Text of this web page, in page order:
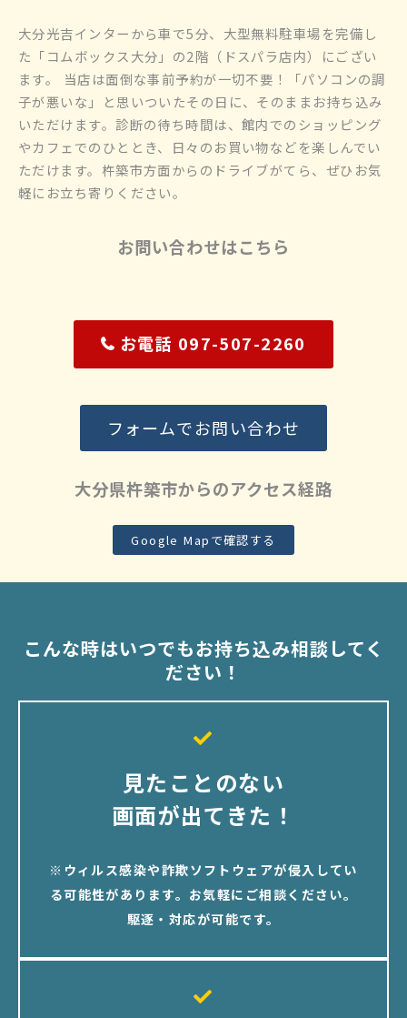
大分光吉インターから車で5分、大型無料駐車場を完備し
た「コムボックス大分」の2階（ドスパラ店内）にござい
ます。 当店は面倒な事前予約が一切不要！「パソコンの調
子が悪いな」と思いついたその日に、そのままお持ち込み
いただけます。診断の待ち時間は、館内でのショッピング
やカフェでのひととき、日々のお買い物などを楽しんでい
ただけます。杵築市方面からのドライブがてら、ぜひお気
軽にお立ち寄りください。
お問い合わせはこちら
お電話 097-507-2260
フォームでお問い合わせ
大分県杵築市からのアクセス経路
Google Mapで確認する
こんな時はいつでもお持ち込み相談してく
ださい！
見たことのない
画面が出てきた！
※ウィルス感染や詐欺ソフトウェアが侵入してい
る可能性があります。お気軽にご相談ください。
駆逐・対応が可能です。